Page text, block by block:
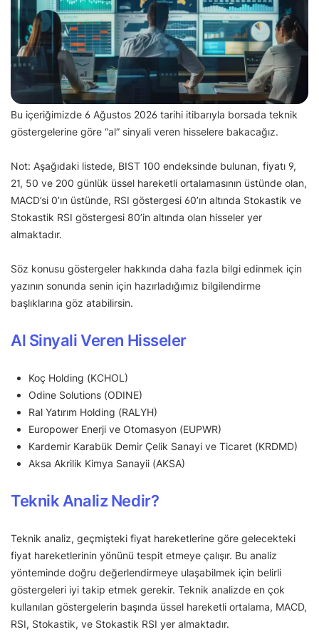
Bu içeriğimizde 6 Ağustos 2026 tarihi itibarıyla borsada teknik
göstergelerine göre “al” sinyali veren hisselere bakacağız.
Not: Aşağıdaki listede, BIST 100 endeksinde bulunan, fiyatı 9,
21, 50 ve 200 günlük üssel hareketli ortalamasının üstünde olan,
MACD’si 0’ın üstünde, RSI göstergesi 60’ın altında Stokastik ve
Stokastik RSI göstergesi 80’in altında olan hisseler yer
almaktadır.
Söz konusu göstergeler hakkında daha fazla bilgi edinmek için
yazının sonunda senin için hazırladığımız bilgilendirme
başlıklarına göz atabilirsin.
Al Sinyali Veren Hisseler
Koç Holding (KCHOL)
Odine Solutions (ODINE)
Ral Yatırım Holding (RALYH)
Europower Enerji ve Otomasyon (EUPWR)
Kardemir Karabük Demir Çelik Sanayi ve Ticaret (KRDMD)
Aksa Akrilik Kimya Sanayii (AKSA)
Teknik Analiz Nedir?
Teknik analiz, geçmişteki fiyat hareketlerine göre gelecekteki
fiyat hareketlerinin yönünü tespit etmeye çalışır. Bu analiz
yönteminde doğru değerlendirmeye ulaşabilmek için belirli
göstergeleri iyi takip etmek gerekir. Teknik analizde en çok
kullanılan göstergelerin başında üssel hareketli ortalama, MACD,
RSI, Stokastik, ve Stokastik RSI yer almaktadır.